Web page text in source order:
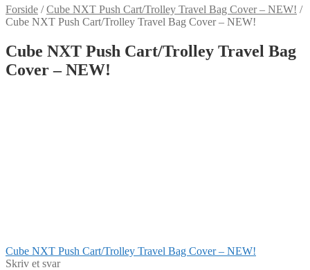
Forside /Cube NXT Push Cart/Trolley Travel Bag Cover – NEW! /
Cube NXT Push Cart/Trolley Travel Bag Cover – NEW!
Cube NXT Push Cart/Trolley Travel Bag
Cover – NEW!
Indlægsnavigation
Forrige
indlæg:
Cube NXT Push Cart/Trolley Travel Bag Cover – NEW!
Skriv et svar